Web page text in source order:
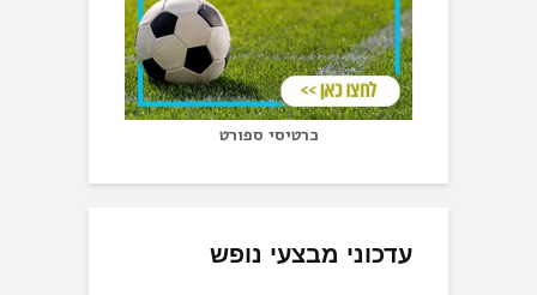
כרטיסי ספורט
עדכוני מבצעי נופש